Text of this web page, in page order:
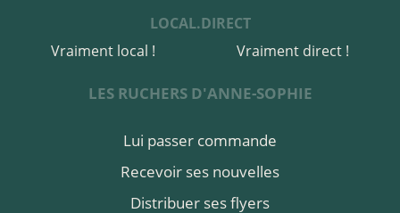
LOCAL.DIRECT
Vraiment local !
Vraiment direct !
LES RUCHERS D'ANNE-SOPHIE
Lui passer commande
Recevoir ses nouvelles
Distribuer ses flyers